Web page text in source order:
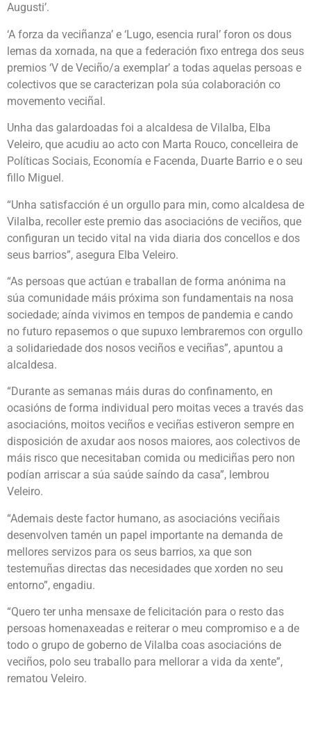
Augusti’.
‘A forza da veciñanza’ e ‘Lugo, esencia rural’ foron os dous
lemas da xornada, na que a federación fixo entrega dos seus
premios ‘V de Veciño/a exemplar’ a todas aquelas persoas e
colectivos que se caracterizan pola súa colaboración co
movemento veciñal.
Unha das galardoadas foi a alcaldesa de Vilalba, Elba
Veleiro, que acudiu ao acto con Marta Rouco, concelleira de
Políticas Sociais, Economía e Facenda, Duarte Barrio e o seu
fillo Miguel.
“Unha satisfacción é un orgullo para min, como alcaldesa de
Vilalba, recoller este premio das asociacións de veciños, que
configuran un tecido vital na vida diaria dos concellos e dos
seus barrios”, asegura Elba Veleiro.
“As persoas que actúan e traballan de forma anónima na
súa comunidade máis próxima son fundamentais na nosa
sociedade; aínda vivimos en tempos de pandemia e cando
no futuro repasemos o que supuxo lembraremos con orgullo
a solidariedade dos nosos veciños e veciñas”, apuntou a
alcaldesa.
“Durante as semanas máis duras do confinamento, en
ocasións de forma individual pero moitas veces a través das
asociacións, moitos veciños e veciñas estiveron sempre en
disposición de axudar aos nosos maiores, aos colectivos de
máis risco que necesitaban comida ou mediciñas pero non
podían arriscar a súa saúde saíndo da casa”, lembrou
Veleiro.
“Ademais deste factor humano, as asociacións veciñais
desenvolven tamén un papel importante na demanda de
mellores servizos para os seus barrios, xa que son
testemuñas directas das necesidades que xorden no seu
entorno”, engadiu.
“Quero ter unha mensaxe de felicitación para o resto das
persoas homenaxeadas e reiterar o meu compromiso e a de
todo o grupo de goberno de Vilalba coas asociacións de
veciños, polo seu traballo para mellorar a vida da xente”,
rematou Veleiro.